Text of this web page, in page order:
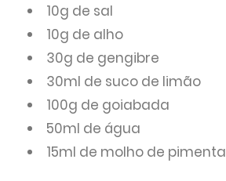
10g de sal
10g de alho
30g de gengibre
30ml de suco de limão
100g de goiabada
50ml de água
15ml de molho de pimenta